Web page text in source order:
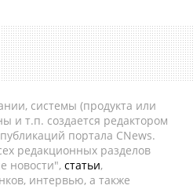
системы (продукта или
и т.п. создается редактором
портала CNews.
редакционных разделов
новости", статьи,
интервью, а также